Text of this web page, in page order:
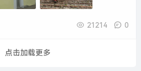
21214 0
点击加载更多